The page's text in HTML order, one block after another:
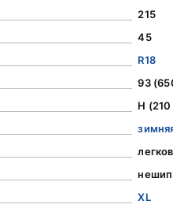
215
45
R18
93
H
нешип
XL